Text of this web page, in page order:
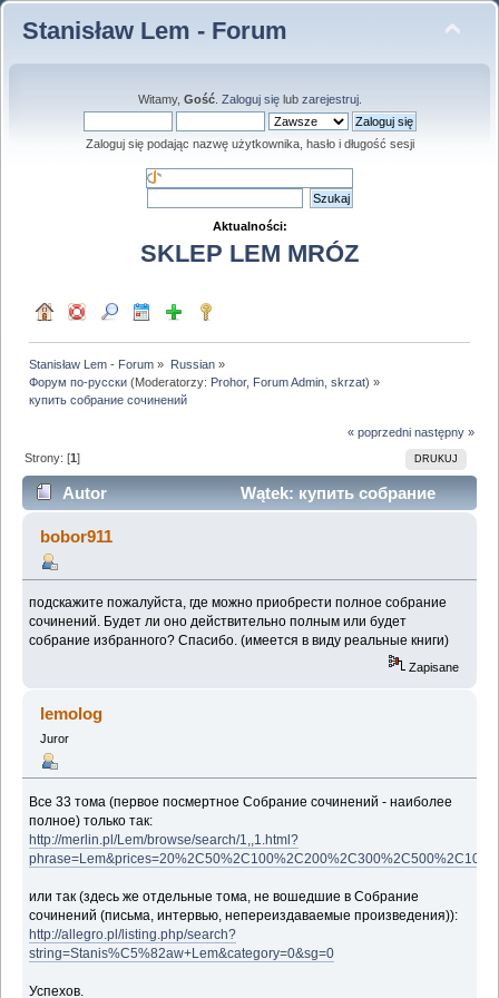
Stanisław Lem - Forum
Witamy, Gość. Zaloguj sięlub zarejestruj.
Zaloguj się podając nazwę użytkownika, hasło i długość sesji
Aktualności:
SKLEP LEM MRÓZ
Stanisław Lem - Forum » Russian»
Форум по-русски (Moderatorzy: Prohor, Forum Admin ,skrzat) »
купить собрание сочинений
« poprzedni następny »
DRUKUJ
Strony: [1]
Autor
Wątek: купить собрание
сочинений (Przeczytany 82587 razy)
bobor911
подскажите пожалуйста, где можно приобрести полное собрание
сочинений. Будет ли оно действительно полным или будет
собрание избранного? Спасибо. (имеется в виду реальные книги)
Zapisane
lemolog
Juror
Все 33 тома (первое посмертное Собрание сочинений - наиболее
полное) только так:
http://merlin.pl/Lem/browse/search/1,,1.html?
или так (здесь же отдельные тома, не вошедшие в Собрание
сочинений (письма, интервью, непереиздаваемые произведения)):
http://allegro.pl/listing.php/search?
string=Stanis%C5%82aw+Lem&category=0&sg=0
Успехов.